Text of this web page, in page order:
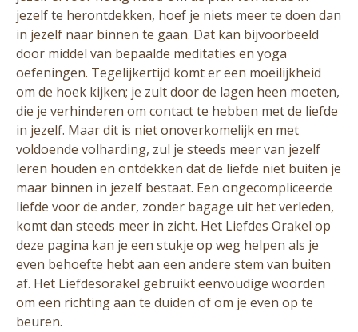
jezelf te herontdekken, hoef je niets meer te doen dan
in jezelf naar binnen te gaan. Dat kan bijvoorbeeld
door middel van bepaalde meditaties en yoga
oefeningen. Tegelijkertijd komt er een moeilijkheid
om de hoek kijken; je zult door de lagen heen moeten,
die je verhinderen om contact te hebben met de liefde
in jezelf. Maar dit is niet onoverkomelijk en met
voldoende volharding, zul je steeds meer van jezelf
leren houden en ontdekken dat de liefde niet buiten je
maar binnen in jezelf bestaat. Een ongecompliceerde
liefde voor de ander, zonder bagage uit het verleden,
komt dan steeds meer in zicht. Het Liefdes Orakel op
deze pagina kan je een stukje op weg helpen als je
even behoefte hebt aan een andere stem van buiten
af. Het Liefdesorakel gebruikt eenvoudige woorden
om een richting aan te duiden of om je even op te
beuren.